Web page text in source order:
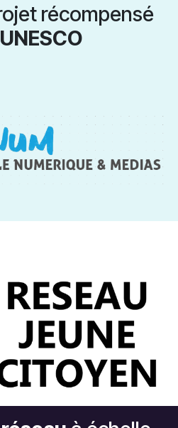
récompensé
UNESCO